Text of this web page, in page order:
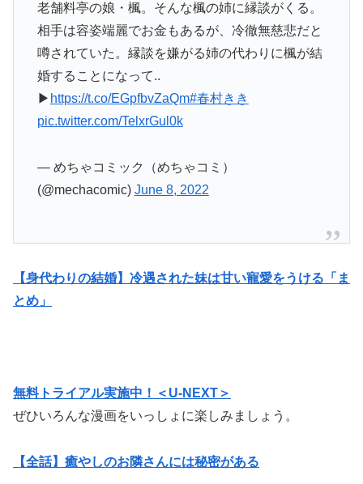
老舗料亭の娘・楓。そんな楓の姉に縁談がくる。
相手は容姿端麗でお金もあるが、冷徹無慈悲だと
噂されていた。縁談を嫌がる姉の代わりに楓が結
婚することになって..
▶ https://t.co/EGpfbvZaQm#春村きき
pic.twitter.com/TelxrGul0k
— めちゃコミック（めちゃコミ）
(@mechacomic) June 8, 2022
【身代わりの結婚】冷遇された妹は甘い寵愛をうける「ま
とめ」
無料トライアル実施中！＜U-NEXT＞
ぜひいろんな漫画をいっしょに楽しみましょう。
【全話】癒やしのお隣さんには秘密がある